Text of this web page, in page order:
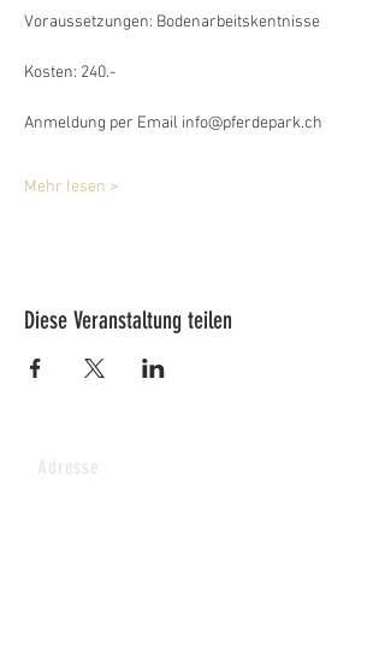
Voraussetzungen: Bodenarbeitskentnisse
Kosten: 240.-
Anmeldung per Email info@pferdepark.ch
Mehr lesen >
Diese Veranstaltung teilen